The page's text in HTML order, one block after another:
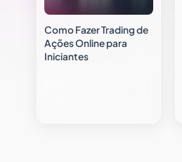
Como Fazer Trading de
Ações Online para
Iniciantes